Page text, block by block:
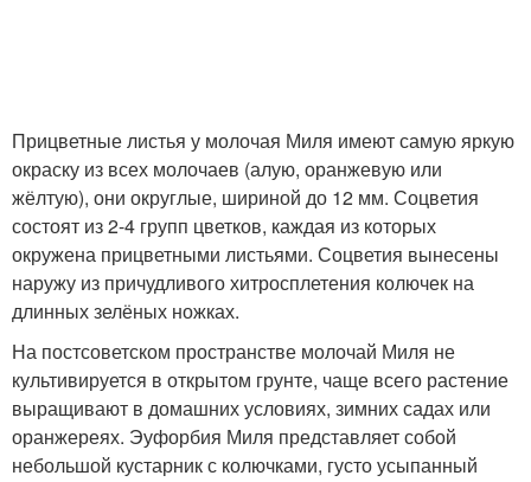
Прицветные листья у молочая Миля имеют самую яркую
окраску из всех молочаев (алую, оранжевую или
жёлтую), они округлые, шириной до 12 мм. Соцветия
состоят из 2-4 групп цветков, каждая из которых
окружена прицветными листьями. Соцветия вынесены
наружу из причудливого хитросплетения колючек на
длинных зелёных ножках.
На постсоветском пространстве молочай Миля не
культивируется в открытом грунте, чаще всего растение
выращивают в домашних условиях, зимних садах или
оранжереях. Эуфорбия Миля представляет собой
небольшой кустарник с колючками, густо усыпанный